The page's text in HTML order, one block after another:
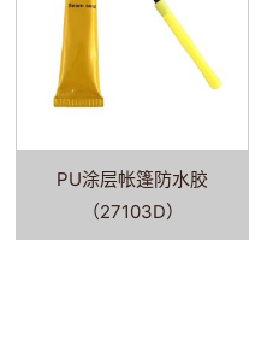
PU涂层帐篷防水胶
（27103D）